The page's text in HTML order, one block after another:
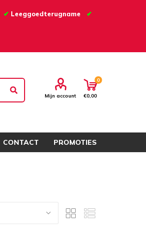
✔ Leeggoedterugname ✔
Mijn account
0
€0,00
CONTACT PROMOTIES